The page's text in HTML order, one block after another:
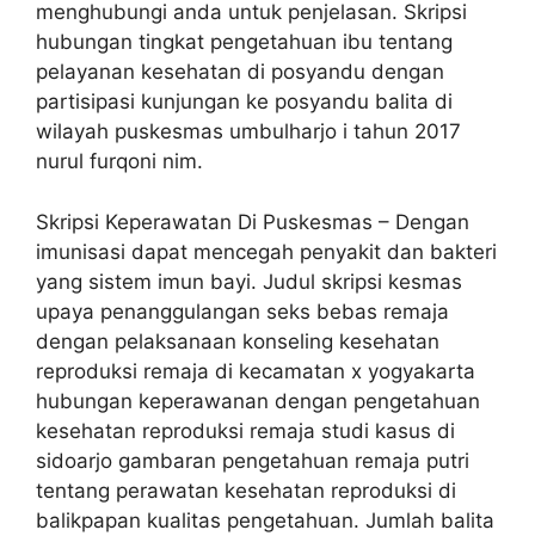
menghubungi anda untuk penjelasan. Skripsi
hubungan tingkat pengetahuan ibu tentang
pelayanan kesehatan di posyandu dengan
partisipasi kunjungan ke posyandu balita di
wilayah puskesmas umbulharjo i tahun 2017
nurul furqoni nim.
Skripsi Keperawatan Di Puskesmas – Dengan
imunisasi dapat mencegah penyakit dan bakteri
yang sistem imun bayi. Judul skripsi kesmas
upaya penanggulangan seks bebas remaja
dengan pelaksanaan konseling kesehatan
reproduksi remaja di kecamatan x yogyakarta
hubungan keperawanan dengan pengetahuan
kesehatan reproduksi remaja studi kasus di
sidoarjo gambaran pengetahuan remaja putri
tentang perawatan kesehatan reproduksi di
balikpapan kualitas pengetahuan. Jumlah balita